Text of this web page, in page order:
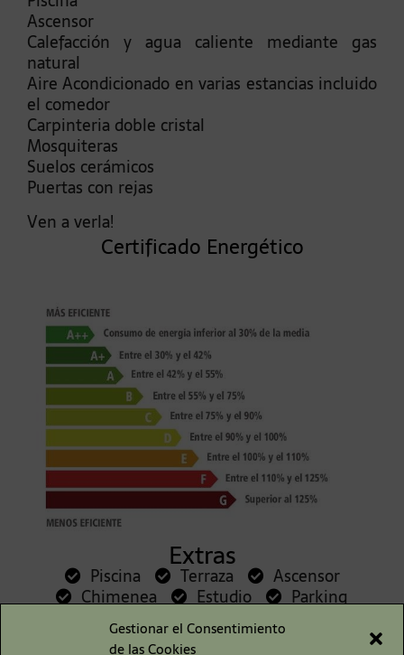
Gestionar el Consentimiento
de las Cookies
Ascensor
Calefacción y agua caliente mediante gas
natural
Aire Acondicionado en varias estancias incluido
el comedor
Carpinteria doble cristal
Mosquiteras
Suelos cerámicos
Puertas con rejas
Ven a verla!
Certificado Energético
Extras
Piscina Terraza Ascensor
Chimenea Estudio Parking
Comparte esta Propiedad